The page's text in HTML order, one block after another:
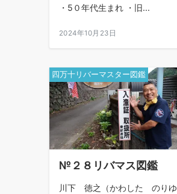
・5０年代生まれ ・旧...
2024年10月23日
四万十リバーマスター図鑑
№２８リバマス図鑑
川下 徳之（かわした のりゆ